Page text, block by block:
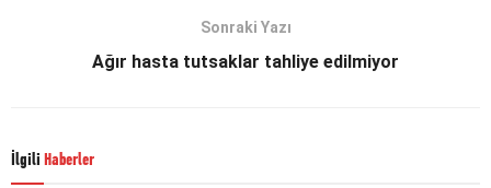
Sonraki Yazı
Ağır hasta tutsaklar tahliye edilmiyor
İlgili Haberler